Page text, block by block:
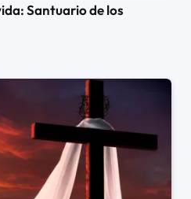
Santuario de los